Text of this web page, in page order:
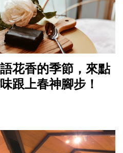
花香的季節，來點
跟上春神腳步！